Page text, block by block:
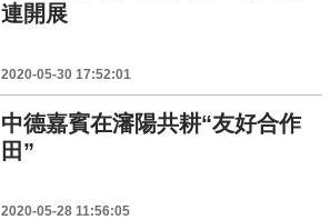
連開展
2020-05-30 17:52:01
中德嘉賓在瀋陽共耕“友好合作
田”
2020-05-28 11:56:05